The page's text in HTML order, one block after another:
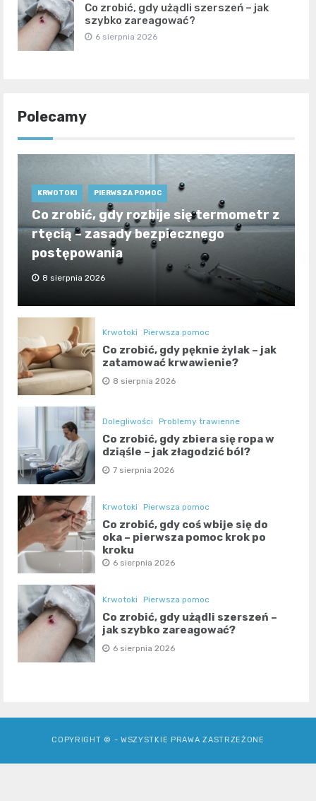
Co zrobić, gdy użądli szerszeń – jak
szybko zareagować?
6 sierpnia 2026
Polecamy
KRWOTOKI PIERWSZA POMOC
Co zrobić, gdy rozbije się termometr z
rtęcią – zasady bezpiecznego
postępowania
8 sierpnia 2026
Krwotoki Pierwsza pomoc
Co zrobić, gdy pęknie żylak – jak
zatamować krwawienie?
8 sierpnia 2026
Dolegliwości Problemy trawienne
Co zrobić, gdy zbiera się ropa w
dziąśle – jak złagodzić ból?
7 sierpnia 2026
Krwotoki Pierwsza pomoc
Co zrobić, gdy coś wbije się do
oka – pierwsza pomoc krok po
kroku
6 sierpnia 2026
Krwotoki Pierwsza pomoc
Co zrobić, gdy użądli szerszeń –
jak szybko zareagować?
6 sierpnia 2026
COPYRIGHT © - WSZYSTKIE PRAWA ZASTRZEŻONE